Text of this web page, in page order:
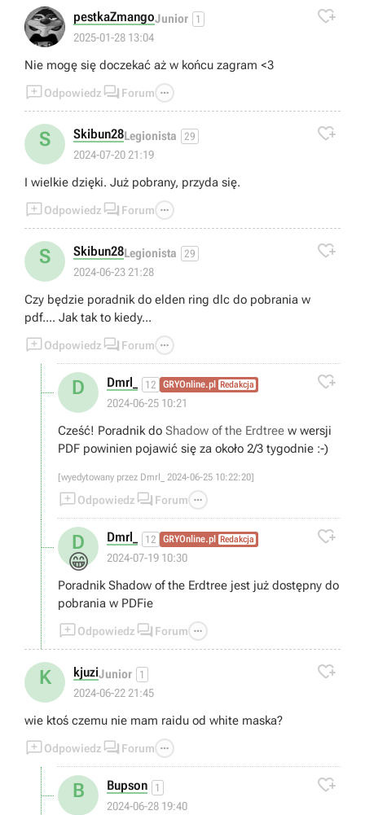
pestkaZmangoJunior 1
2025-01-28 13:04

Nie mogę się doczekać aż w końcu zagram <3
Odpowiedz  Forum 
S Skibun28Legionista 29
2024-07-20 21:19

I wielkie dzięki. Już pobrany, przyda się.
Odpowiedz  Forum 
S Skibun28Legionista 29
2024-06-23 21:28

Czy będzie poradnik do elden ring dlc do pobrania w
pdf.... Jak tak to kiedy...
Odpowiedz  Forum 
D Dmrl_ 12 GRYOnline.pl Redakcja
2024-06-25 10:21

Cześć! Poradnik do Shadow of the Erdtree w wersji
PDF powinien pojawić się za około 2/3 tygodnie :-)
[wyedytowany przez Dmrl_ 2024-06-25 10:22:20]
Odpowiedz  Forum 
D
😁
Dmrl_ 12 GRYOnline.pl Redakcja
2024-07-19 10:30

Poradnik Shadow of the Erdtree jest już dostępny do
pobrania w PDFie
Odpowiedz  Forum 
K kjuziJunior 1
2024-06-22 21:45

wie ktoś czemu nie mam raidu od white maska?
Odpowiedz  Forum 
B Bupson 1
2024-06-28 19:40
